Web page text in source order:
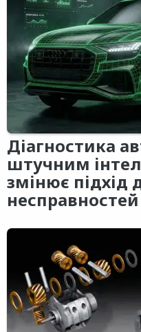
Діагностика
штучним
змінює підхід
несправностей